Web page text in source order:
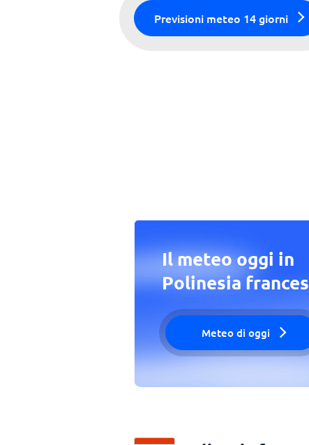
Previsioni meteo 14 giorni
Il meteo oggi in
Polinesia
Meteo di oggi